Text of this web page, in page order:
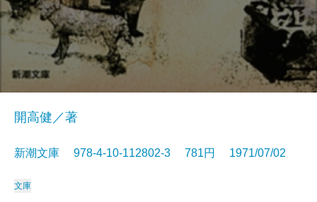
開高健／著
新潮文庫 978-4-10-112802-3 781円 1971/07/02
文庫